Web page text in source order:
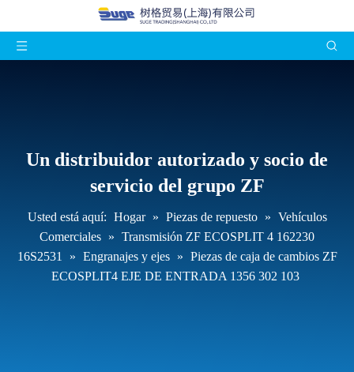
Un distribuidor autorizado y socio de
servicio del grupo ZF
Usted está aquí: Hogar » Piezas de repuesto » Vehículos
Comerciales » Transmisión ZF ECOSPLIT 4 162230
16S2531
» Engranajes y ejes » Piezas de caja de cambios ZF
ECOSPLIT4 EJE DE ENTRADA 1356 302 103